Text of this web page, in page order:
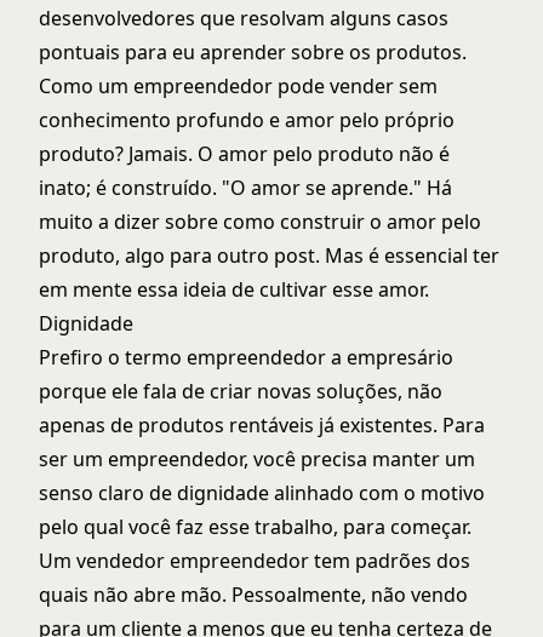
desenvolvedores que resolvam alguns casos
pontuais para eu aprender sobre os produtos.
Como um empreendedor pode vender sem
conhecimento profundo e amor pelo próprio
produto? Jamais. O amor pelo produto não é
inato; é construído. "O amor se aprende." Há
muito a dizer sobre como construir o amor pelo
produto, algo para outro post. Mas é essencial ter
em mente essa ideia de cultivar esse amor.
Dignidade
Prefiro o termo empreendedor a empresário
porque ele fala de criar novas soluções, não
apenas de produtos rentáveis já existentes. Para
ser um empreendedor, você precisa manter um
senso claro de dignidade alinhado com o motivo
pelo qual você faz esse trabalho, para começar.
Um vendedor empreendedor tem padrões dos
quais não abre mão. Pessoalmente, não vendo
para um cliente a menos que eu tenha certeza de